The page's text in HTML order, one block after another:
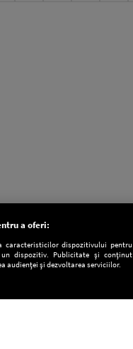
a oferi:
caracteristicilor dispozitivului pentru
dispozitiv. Publicitate și conținut
audienței și dezvoltarea serviciilor.